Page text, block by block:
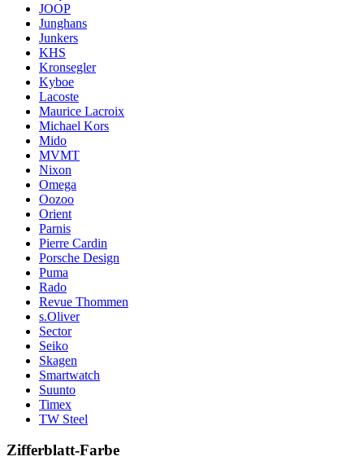
JOOP
Junghans
Junkers
KHS
Kronsegler
Kyboe
Lacoste
Maurice Lacroix
Michael Kors
Mido
MVMT
Nixon
Omega
Oozoo
Orient
Parnis
Pierre Cardin
Porsche Design
Puma
Rado
Revue Thommen
s.Oliver
Sector
Seiko
Skagen
Smartwatch
Suunto
Timex
TW Steel
Zifferblatt-Farbe